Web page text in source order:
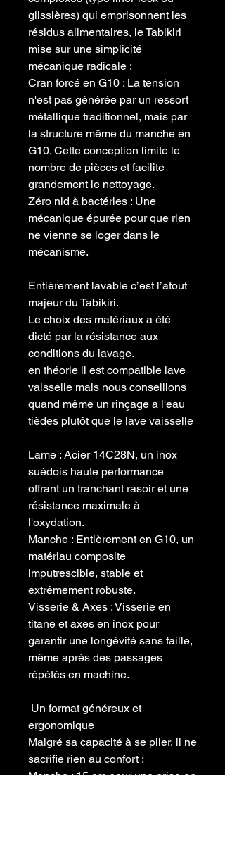
glissières) qui emprisonnent les
résidus alimentaires, le Tabikiri
mise sur une simplicité
mécanique radicale :
​Cran forcé en G10 : La tension
n'est pas générée par un ressort
métallique traditionnel, mais par
la structure même du manche en
G10. Cette conception limite le
nombre de pièces et facilite
grandement le nettoyage.
​Zéro nid à bactéries : Une
mécanique épurée pour que rien
ne vienne se loger dans le
mécanisme.
​Entièrement lavable ​c’est l’atout
majeur du Tabikiri.
Le choix des matériaux a été
dicté par la résistance aux
conditions du lavage.
en théorie il est compatible lave
vaisselle mais nous conseillons
quand même un rinçage a l'eau
tièdes plutôt que le lave vaisselle
​Lame : Acier 14C28N, un inox
suédois haute performance
offrant un tranchant rasoir et une
résistance maximale à
l'oxydation.
​Manche : Entièrement en G10, un
matériau composite
imputrescible, stable et
extrêmement robuste.
​Visserie & Axes : Visserie en
titane et axes en inox pour
garantir une longévité sans faille,
même après des passages
répétés en machine.
​ Un format généreux et
ergonomique
​Malgré sa capacité à se plier, il ne
sacrifie rien au confort :
​Manche : 15 cm pour une prise en